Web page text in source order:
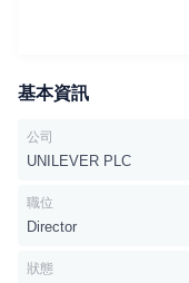
基本資訊
公司
UNILEVER PLC
職位
Director
狀態